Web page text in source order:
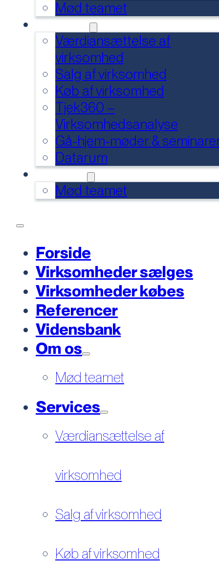
Mød teamet
Værdiansættelse af
virksomhed
Salg af virksomhed
Køb af virksomhed
Tjek360 –
Virksomhedsanalyse
Gå-hjem-møder &
Datarum
Mød teamet
Forside
Virksomheder sælges
Virksomheder købes
Referencer
Vidensbank
Om os
Mød teamet
Services
Værdiansættelse af
virksomhed
Salg af virksomhed
Køb af virksomhed